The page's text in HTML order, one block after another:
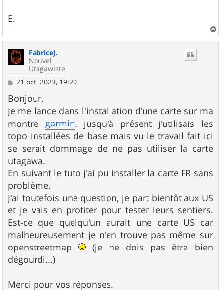
E.
a
FabriceJ.
Nouvel
Utagawiste
M
s
s
a
g
e
21 oct. 2023, 19:20
Bonjour,
Je me lance dans l'installation d'une carte sur ma
montre garmin. jusqu'à présent j'utilisais les
topo installées de base mais vu le travail fait ici
se serait dommage de ne pas utiliser la carte
utagawa.
En suivant le tuto j'ai pu installer la carte FR sans
problème.
J'ai toutefois une question, je part bientôt aux US
et je vais en profiter pour tester leurs sentiers.
Est-ce que quelqu'un aurait une carte US car
malheureusement je n'en trouve pas même sur
openstreetmap
(je ne dois pas être bien
dégourdi...)
Merci pour vos réponses.